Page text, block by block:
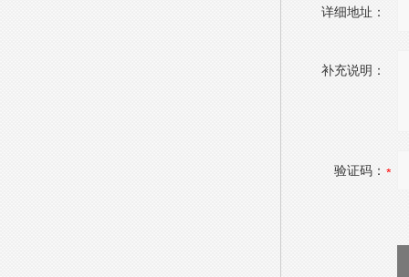
详细地址：
补充说明：
验证码：